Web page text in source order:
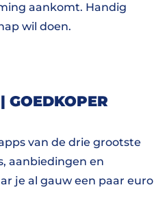
aankomt. Handig
wil doen.
GOEDKOPER
van de drie grootste
aanbiedingen en
je al gauw een paar euro